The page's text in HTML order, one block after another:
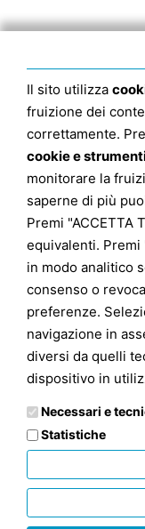
Il sito utilizza
fruizione dei
correttamente.
cookie e
monitorare la
saperne di più
Premi "ACCETTA
equivalenti. Premi
in modo analitico
consenso o
preferenze.
navigazione in
diversi da quelli
dispositivo in
Necessari e
Statistiche